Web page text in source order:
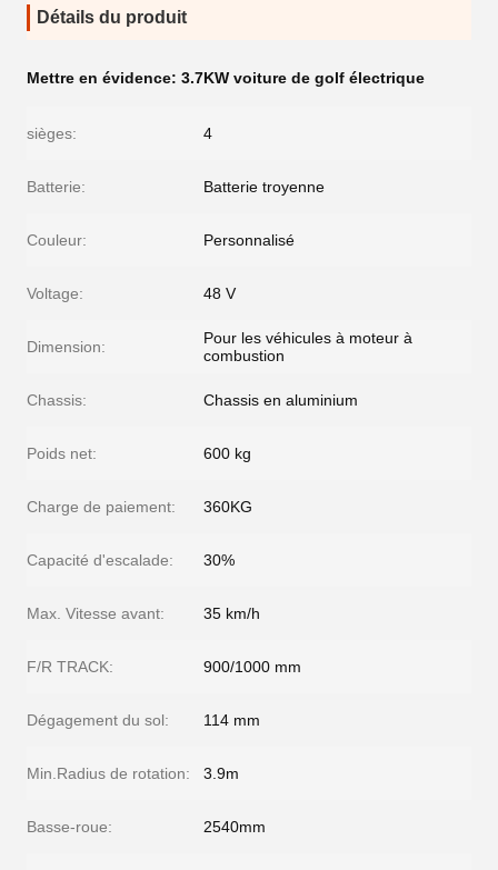
Détails du produit
Mettre en évidence: 3.7KW voiture de golf électrique
sièges: 4
Batterie: Batterie troyenne
Couleur: Personnalisé
Voltage: 48 V
Dimension:
Pour les véhicules à moteur à
combustion
Chassis: Chassis en aluminium
Poids net: 600 kg
Charge de paiement: 360KG
Capacité d'escalade: 30%
Max. Vitesse avant: 35 km/h
F/R TRACK: 900/1000 mm
Dégagement du sol: 114 mm
Min.Radius de rotation: 3.9m
Basse-roue: 2540mm